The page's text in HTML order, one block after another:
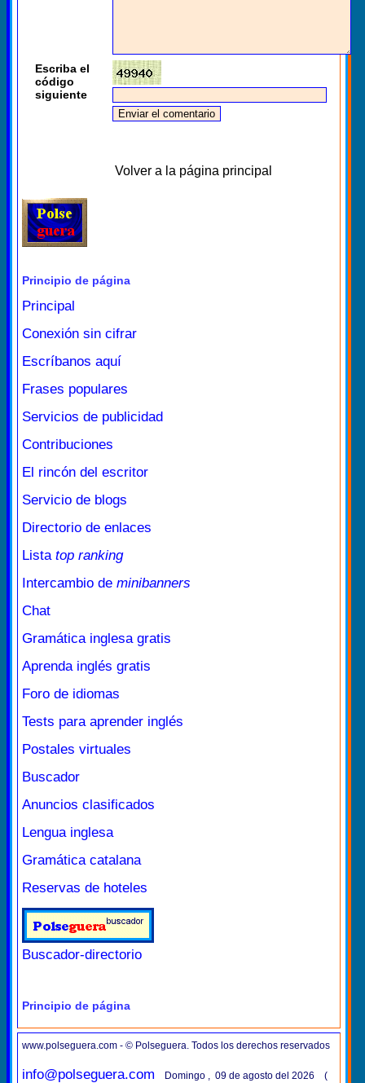
Escriba el
código
siguiente
Volver a la página principal
Principio de página
Principal
Conexión sin cifrar
Escríbanos aquí
Frases populares
Servicios de publicidad
Contribuciones
El rincón del escritor
Servicio de blogs
Directorio de enlaces
Lista top ranking
Intercambio de minibanners
Chat
Gramática inglesa gratis
Aprenda inglés gratis
Foro de idiomas
Tests para aprender inglés
Postales virtuales
Buscador
Anuncios clasificados
Lengua inglesa
Gramática catalana
Reservas de hoteles
Buscador-directorio
Principio de página
www.polseguera.com - © Polseguera. Todos los derechos reservados
info@polseguera.com Domingo , 09 de agosto del 2026 (